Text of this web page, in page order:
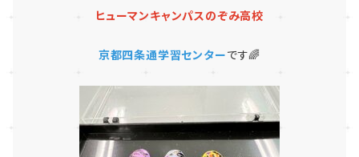
ヒューマンキャンパスのぞみ高校
京都四条通学習センターです🌈